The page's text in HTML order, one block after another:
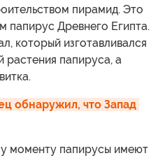
пирамид. Это
папирус Древнего Египта.
который изготавливался
растения папируса, а
обнаружил, что Запад
моменту папирусы имеют